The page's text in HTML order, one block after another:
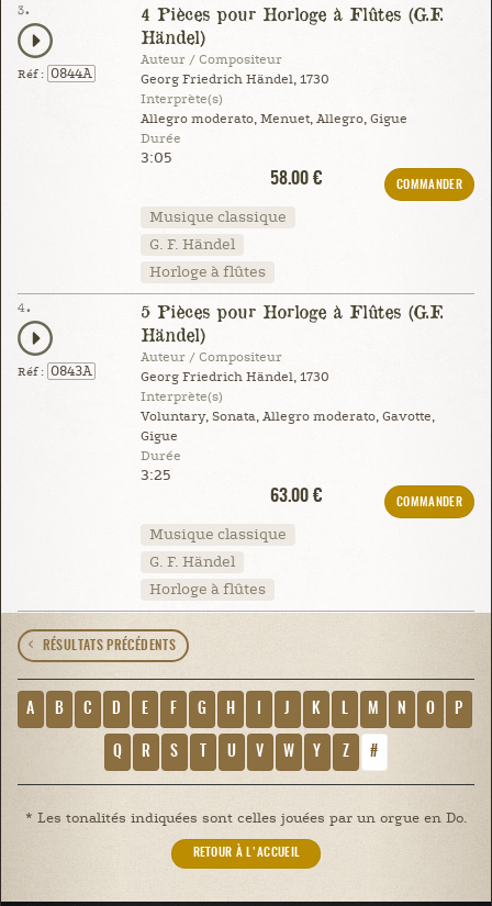
3.
Réf : 0844A
4 Pièces pour Horloge à Flûtes (G.F.
Händel)
Auteur / Compositeur
Georg Friedrich Händel, 1730
Interprète(s)
Allegro moderato, Menuet, Allegro, Gigue
Durée
3:05
58.00 €
COMMANDER
Musique classique
G. F. Händel
Horloge à flûtes
4.
Réf : 0843A
5 Pièces pour Horloge à Flûtes (G.F.
Händel)
Auteur / Compositeur
Georg Friedrich Händel, 1730
Interprète(s)
Voluntary, Sonata, Allegro moderato, Gavotte,
Gigue
Durée
3:25
63.00 €
COMMANDER
Musique classique
G. F. Händel
Horloge à flûtes
RÉSULTATS PRÉCÉDENTS
A B C D E F G H J K M N O P
Q R S U V W Y Z #
* Les tonalités indiquées sont celles jouées par un orgue en Do.
RETOUR À L'ACCUEIL